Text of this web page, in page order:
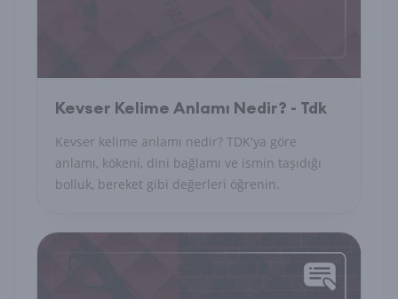
Kevser Kelime Anlamı Nedir? - Tdk
Kevser kelime anlamı nedir? TDK'ya göre
anlamı, kökeni, dini bağlamı ve ismin taşıdığı
bolluk, bereket gibi değerleri öğrenin.